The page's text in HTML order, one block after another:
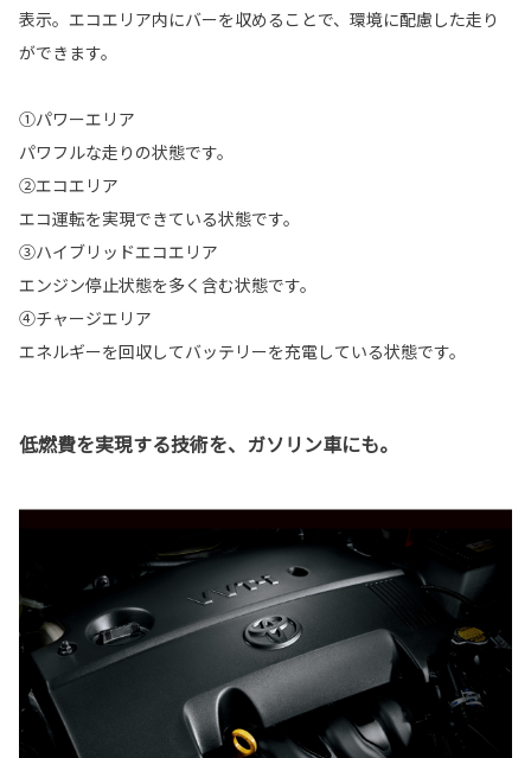
表示。エコエリア内にバーを収めることで、環境に配慮した走り
ができます。
①パワーエリア
パワフルな走りの状態です。
②エコエリア
エコ運転を実現できている状態です。
③ハイブリッドエコエリア
エンジン停止状態を多く含む状態です。
④チャージエリア
エネルギーを回収してバッテリーを充電している状態です。
低燃費を実現する技術を、ガソリン車にも。